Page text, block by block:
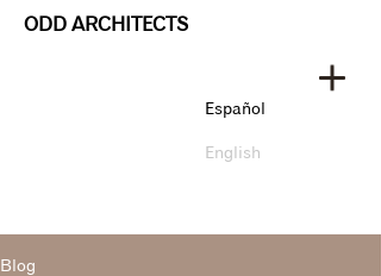
ODD ARCHITECTS
Español
English
Blog